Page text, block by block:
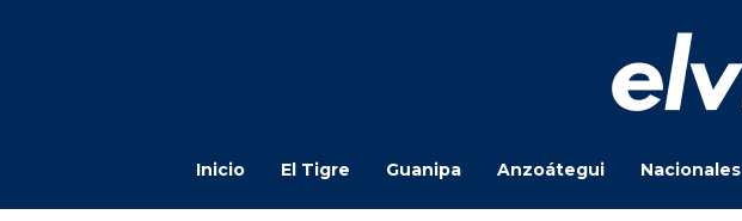
Inicio El Tigre Guanipa Anzoátegui Nacionales